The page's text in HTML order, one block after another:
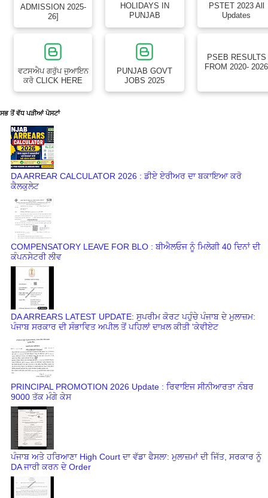
ADMISSION 2025-
26]
HOLIDAYS IN
PUNJAB
PSTET 2023 All
Updates
ਵਟਸਐਪ ਗਰੁੱਪ ਜੁਆਇਨ
ਕਰੋ CLICK HERE
PUNJAB GOVT
JOBS 2025
PSEB RESULTS
FROM 2020- 2026
ਸਭ ਤੋਂ ਵੱਧ ਪੜੀਆਂ ਪੋਸਟਾਂ
DA ARREAR CALCULATOR 2026 : ਡੀਏ ਏਰੀਅਰ ਦਾ ਬਕਾਇਆ ਕਰੋ
ਕੈਲਕੁਲੇਟ
COMPENSATORY LEAVE FOR BLO : ਬੀਐਲਓਜ ਨੂੰ ਮਿਲੇਗੀ 40 ਦਿਨਾਂ ਦੀ
ਕੰਪਨਸੇਟਰੀ ਲੀਵ
DA ARREARS LATEST UPDATE: ਸੁਪਰੀਮ ਕੋਰਟ ਪਹੁੰਚੇ ਪੰਜਾਬ ਦੇ ਮੁਲਾਜ਼ਮ:
ਪੰਜਾਬ ਸਰਕਾਰ ਦੀ ਸੰਭਾਵਿਤ ਅਪੀਲ ਤੋਂ ਪਹਿਲਾਂ ਦਾਖ਼ਲ ਕੀਤੀ 'ਕੇਵੀਏਟ
PRINCIPAL PROMOTION 2026 Update : ਰਿਵਾਇਜ ਸੀਨੀਆਰਤਾ ਨੰਬਰ
9000 ਤੱਕ ਮੰਗੇ ਕੇਸ
ਪੰਜਾਬ ਅਤੇ ਹਰਿਆਣਾ High Court ਦਾ ਵੱਡਾ ਫੈਸਲਾ: ਮੁਲਾਜ਼ਮਾਂ ਦੀ ਜਿੱਤ, ਸਰਕਾਰ ਨੂੰ
DA ਜਾਰੀ ਕਰਨ ਦੇ Order